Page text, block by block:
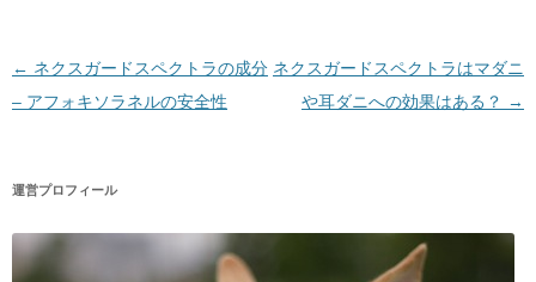
投稿ナビゲーション
← ネクスガードスペクトラの成分
– アフォキソラネルの安全性
ネクスガードスペクトラはマダニ
や耳ダニへの効果はある？ →
運営プロフィール